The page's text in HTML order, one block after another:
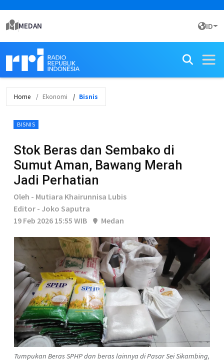
MEDAN ID
Home Ekonomi Bisnis
BISNIS
Stok Beras dan Sembako di
Sumut Aman, Bawang Merah
Jadi Perhatian
Oleh - Mutiara Khairunnisa Lubis
Editor - Joko Saputra
19 Feb 2026 15:55 WIB
Medan
Tumpukan Beras SPHP dan beras lainnya di Pasar Sei Sikambing,